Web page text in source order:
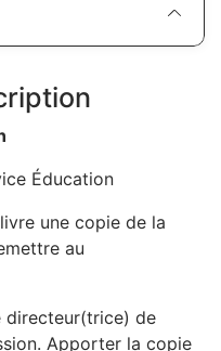
Éducation
une copie de la
au
directeur(trice) de
Apporter la copie